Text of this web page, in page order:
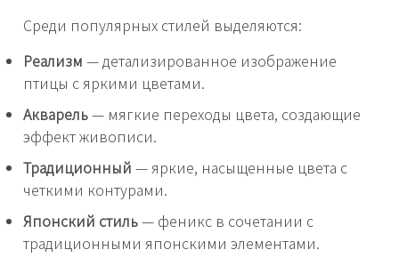
Среди популярных стилей выделяются:
Реализм — детализированное изображение
птицы с яркими цветами.
Акварель— мягкие переходы цвета, создающие
эффект живописи.
Традиционный — яркие, насыщенные цвета с
четкими контурами.
Японский стиль— феникс в сочетании с
традиционными японскими элементами.